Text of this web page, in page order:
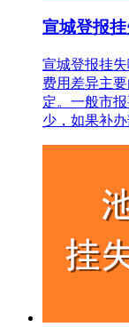
宣城登报
宣城登报挂
费用差异主
定。一般市
少，如果补